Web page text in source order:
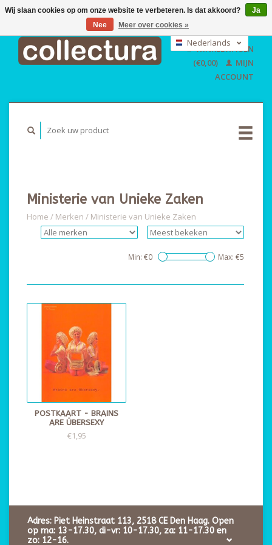
EUR
GBP
USD
Nederlands
English
WINKELWAGEN
(€0,00)
MIJN
ACCOUNT
Ministerie van Unieke Zaken
Home / Merken / Ministerie van Unieke Zaken
Min: €0 Max: €5
POSTKAART - BRAINS
ARE ÜBERSEXY
€1,95
Adres: Piet Heinstraat 113, 2518 CE Den Haag. Open
op ma: 13-17.30, di-vr: 10-17.30, za: 11-17.30 en
zo: 12-16.
Wij slaan cookies op om onze website te verbeteren. Is dat akkoord?
Ja
Nee
Meer over cookies »